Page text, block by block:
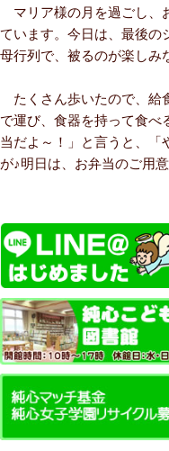
マリア様の月を過ごし、
ています。今日は、最後の
母行列で、被るのが楽しみ
たくさん歩いたので、給
で運び、食器を持って食べ
当だよ～！」と言うと、「
が♪明日は、お弁当のご用